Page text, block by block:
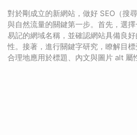
對於剛成立的新網站，做好 SEO（搜
與自然流量的關鍵第一步。首先，選
易記的網域名稱，並確認網站具備良
性。接著，進行關鍵字研究，瞭解目
合理地應用於標題、內文與圖片 alt 屬